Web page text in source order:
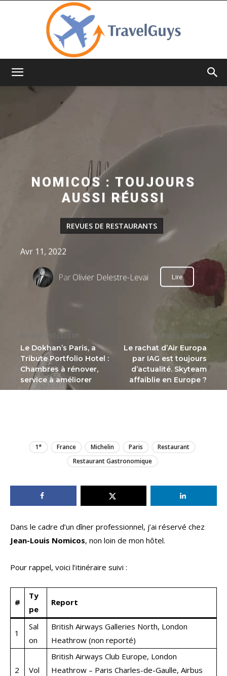
ARTICLE PRÉCÉDENT
Le Dokhan’s Paris, a
Tribute Portfolio Hotel :
Chambres à rénover,
service à améliorer
ARTICLE SUIVANT
Le rachat d’Air Europa
par IAG est toujours
d’actualité. Skyteam
affaiblie en Europe ?
NOMICOS : TOUJOURS
AUSSI RÉUSSI
REVUES DE RESTAURANTS
Avr 11, 2022
ParOlivier Delestre-Levai Lire
1* France Michelin Paris
Restaurant
Restaurant Gastronomique
Dans le cadre d’un dîner professionnel, j’ai réservé chez
Jean-Louis Nomicos, non loin de mon hôtel.
Pour rappel, voici l’itinéraire suivi :
#
Ty
pe
Report
1
Sal
on
British Airways Galleries North, London
Heathrow (non reporté)
2 Vol
British Airways Club Europe, London
Heathrow – Paris Charles-de-Gaulle, Airbus